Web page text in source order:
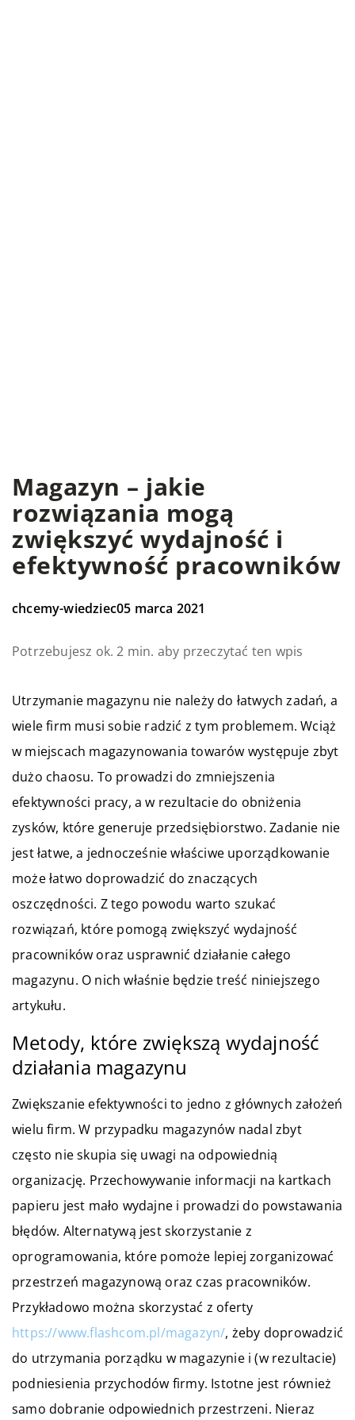
Magazyn – jakie
rozwiązania mogą
zwiększyć wydajność i
efektywność pracowników
chcemy-wiedziec05 marca 2021
Potrzebujesz ok. 2 min. aby przeczytać ten wpis
Utrzymanie magazynu nie należy do łatwych zadań, a
wiele firm musi sobie radzić z tym problemem. Wciąż
w miejscach magazynowania towarów występuje zbyt
dużo chaosu. To prowadzi do zmniejszenia
efektywności pracy, a w rezultacie do obniżenia
zysków, które generuje przedsiębiorstwo. Zadanie nie
jest łatwe, a jednocześnie właściwe uporządkowanie
może łatwo doprowadzić do znaczących
oszczędności. Z tego powodu warto szukać
rozwiązań, które pomogą zwiększyć wydajność
pracowników oraz usprawnić działanie całego
magazynu. O nich właśnie będzie treść niniejszego
artykułu.
Metody, które zwiększą wydajność
działania magazynu
Zwiększanie efektywności to jedno z głównych założeń
wielu firm. W przypadku magazynów nadal zbyt
często nie skupia się uwagi na odpowiednią
organizację. Przechowywanie informacji na kartkach
papieru jest mało wydajne i prowadzi do powstawania
błędów. Alternatywą jest skorzystanie z
oprogramowania, które pomoże lepiej zorganizować
przestrzeń magazynową oraz czas pracowników.
Przykładowo można skorzystać z oferty
https://www.flashcom.pl/magazyn/, żeby doprowadzić
do utrzymania porządku w magazynie i (w rezultacie)
podniesienia przychodów firmy. Istotne jest również
samo dobranie odpowiednich przestrzeni. Nieraz